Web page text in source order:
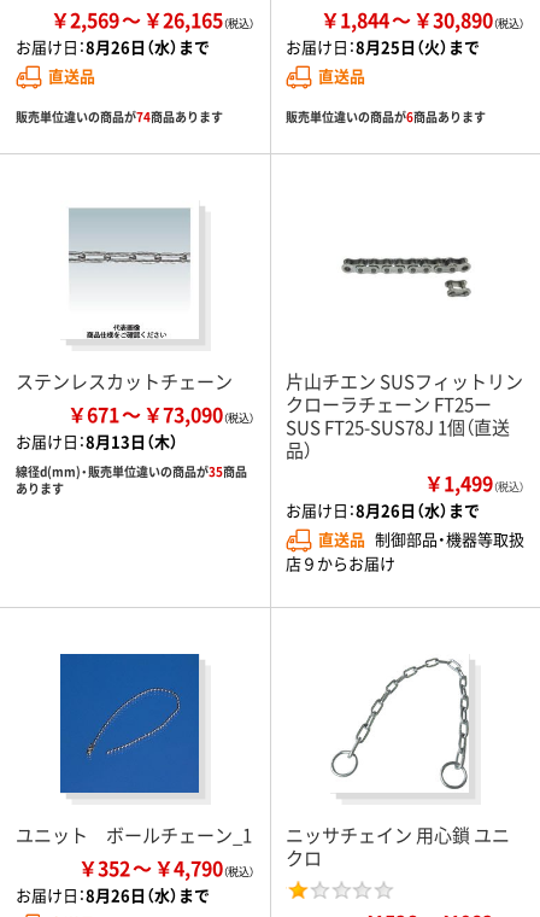
￥2,569 ￥26,165
お届け日：8月26日（水）まで
直送品
販売単位違いの商品が74商品あります
￥1,844 ￥30,890
お届け日：8月25日（火）まで
直送品
販売単位違いの商品が6商品あります
ステンレスカットチェーン
￥671 ￥73,090
お届け日：8月13日（木）
線径d(mm)・販売単位違いの商品が35商品
あります
片山チエン SUSフィットリン
クローラチェーン FT25ー
SUS FT25-SUS78J 1個（直送
品）
￥1,499（税込）
お届け日：8月26日（水）まで
直送品 制御部品・機器等取扱
店９からお届け
ユニット ボールチェーン_1
￥352 ￥4,790
お届け日：8月26日（水）まで
ニッサチェイン 用心鎖 ユニ
クロ